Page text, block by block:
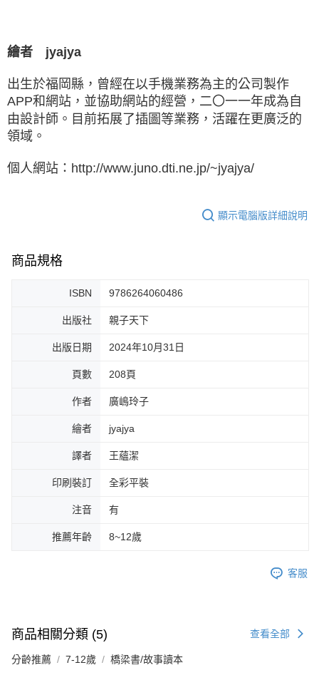
繪者 jyajya
出生於福岡縣，曾經在以手機業務為主的公司製作
APP和網站，並協助網站的經營，二〇一一年成為自
由設計師。目前拓展了插圖等業務，活躍在更廣泛的
領域。
個人網站：http://www.juno.dti.ne.jp/~jyajya/
顯示電腦版詳細說明
商品規格
ISBN 9786264060486
出版社 親子天下
出版日期 2024年10月31日
頁數 208頁
作者 廣嶋玲子
繪者 jyajya
譯者 王蘊潔
印刷裝訂 全彩平裝
注音 有
推薦年齡 8~12歲
客服
商品相關分類 (5) 查看全部
分齡推薦 7-12歲 橋梁書/故事讀本